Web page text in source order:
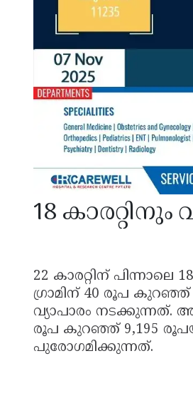
18
22 കാരറ്റിന്
ഗ്രാമിന് 40 രൂപ
വ്യാപാരം നടക്കുന്നത്.
രൂപ കുറഞ്ഞ് 9,195
പുരോഗമിക്കുന്നത്.